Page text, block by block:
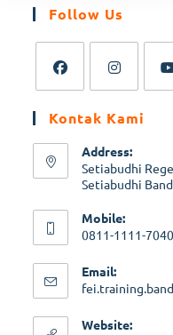
Follow Us
Kontak Kami
Address:
Setiabudhi
Setiabudhi
Mobile:
0811-1111-7040
Email:
Website: